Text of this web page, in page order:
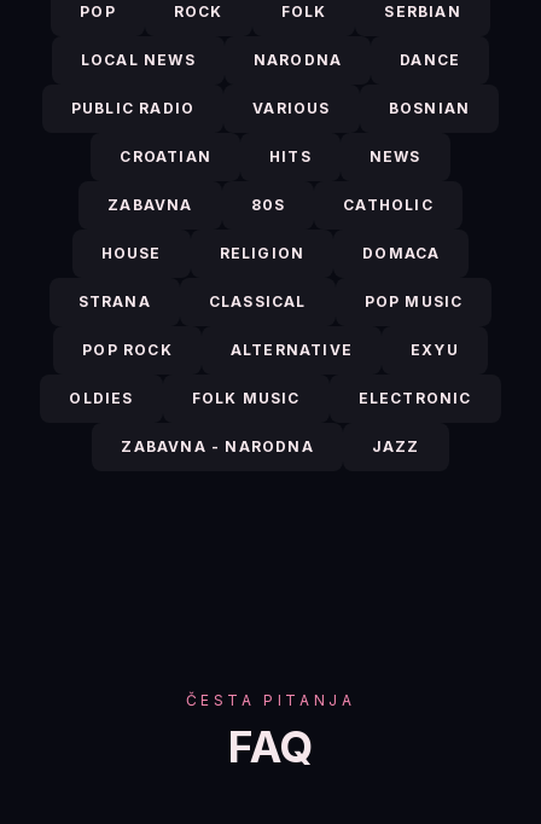
POP ROCK FOLK SERBIAN
LOCAL NEWS NARODNA DANCE
PUBLIC RADIO VARIOUS BOSNIAN
CROATIAN HITS NEWS
ZABAVNA 80S CATHOLIC
HOUSE RELIGION DOMACA
STRANA CLASSICAL POP MUSIC
POP ROCK ALTERNATIVE EXYU
OLDIES FOLK MUSIC ELECTRONIC
ZABAVNA - NARODNA JAZZ
ČESTA PITANJA
FAQ